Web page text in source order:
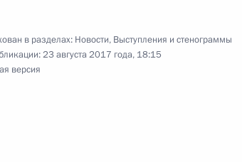
предыдущие материалы
в разделах: Новости, Выступления и стенограммы
23 августа 2017 года, 18:15
версия